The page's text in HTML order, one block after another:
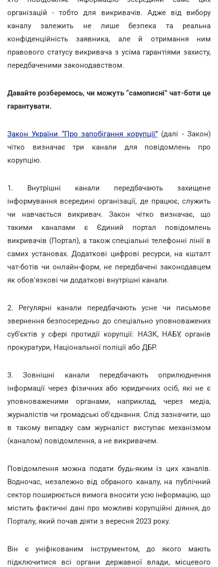
організацій - тобто для викривачів. Адже від вибору
каналу залежить не лише безпека та реальна
конфіденційність заявника, але й отримання ним
правового статусу викривача з усіма гарантіями захисту,
передбаченими законодавством.
Давайте розберемось, чи можуть “самописні” чат-боти це
гарантувати.
Закон України “Про запобігання корупції”(далі - Закон)
чітко визначає три канали для повідомлень про
корупцію.
1. Внутрішні канали передбачають захищене
інформування всередині організації, де працює, служить
чи навчається викривач. Закон чітко визначає, що
такими каналами є Єдиний портал повідомлень
викривачів (Портал), а також спеціальні телефонні лінії в
самих установах. Додаткові цифрові ресурси, на кшталт
чат-ботів чи онлайн-форм, не передбачені законодавцем
як обов'язкові чи додаткові внутрішні канали.
2. Регулярні канали передбачають усне чи письмове
звернення безпосередньо до спеціально уповноважених
суб'єктів у сфері протидії корупції: НАЗК, НАБУ, органів
прокуратури, Національної поліції або ДБР.
3. Зовнішні канали передбачають оприлюднення
інформації через фізичних або юридичних осіб, які не є
уповноваженими органами, наприклад, через медіа,
журналістів чи громадські об'єднання. Слід зазначити, що
в такому випадку сам журналіст виступає механізмом
(каналом) повідомлення, а не викривачем.
Повідомлення можна подати будь-яким із цих каналів.
Водночас, незалежно від обраного каналу, на публічний
сектор поширюється вимога вносити усю інформацію, що
містить фактичні дані про можливі корупційні діяння, до
Порталу, який почав діяти з вересня 2023 року.
Він є уніфікованим інструментом, до якого мають
підключитися всі органи державної влади, місцевого